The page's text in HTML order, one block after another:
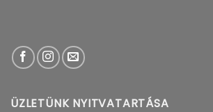
ÜZLETÜNK NYITVATARTÁSA